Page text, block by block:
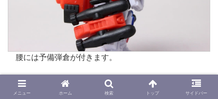
腰には予備弾倉が付きます。
メニュー ホーム 検索 トップ サイドバー